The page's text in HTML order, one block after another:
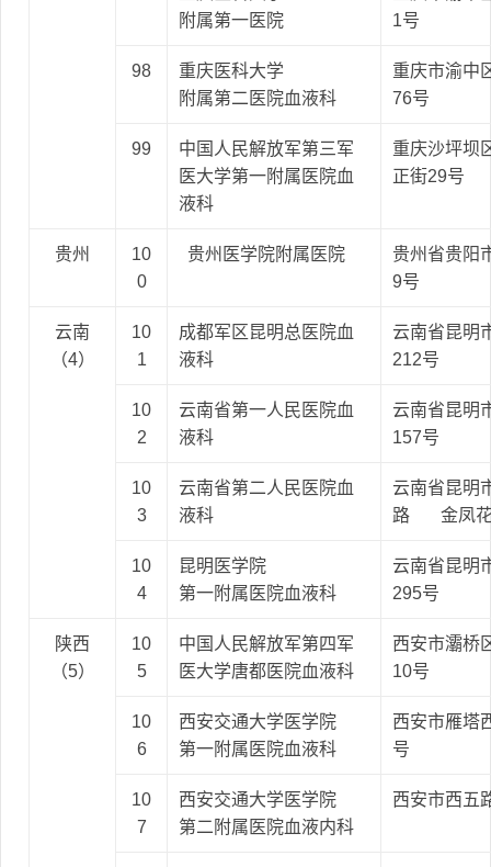
附属第一医院
1号
98
重庆医科大学
附属第二医院血液科
重庆市渝中
76号
99
中国人民解放军第三军
医大学第一附属医院血
液科
重庆沙坪坝
正街29号
贵州
10
0
贵州医学院附属医院
贵州省贵阳
9号
云南
（4）
10
1
成都军区昆明总医院血
液科
云南省昆明
212号
10
2
云南省第一人民医院血
液科
云南省昆明
157号
10
3
云南省第二人民医院血
液科
云南省昆明
路 金凤花
10
4
昆明医学院
第一附属医院血液科
云南省昆明
295号
陕西
（5）
10
5
中国人民解放军第四军
医大学唐都医院血液科
西安市灞桥
10号
10
6
西安交通大学医学院
第一附属医院血液科
西安市雁塔
号
10
7
西安交通大学医学院
第二附属医院血液内科
西安市西五